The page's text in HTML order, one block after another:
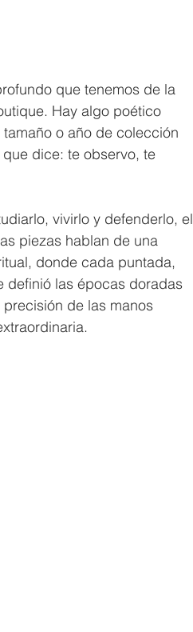
que tenemos de la
Hay algo poético
o año de colección
dice: te observo, te
vivirlo y defenderlo, el
piezas hablan de una
donde cada puntada,
definió las épocas doradas
de las manos